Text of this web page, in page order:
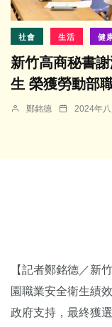
社會 生活 健
新竹高商秘書
生 榮獲勞動部
鄭銘德 2024年
【記者鄭銘德／新
園職業安全衛生績
政府支持，最終獲